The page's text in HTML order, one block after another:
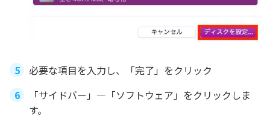
必要な項目を入力し、「完了」をクリック
「サイドバー」―「ソフトウェア」をクリックしま
す。